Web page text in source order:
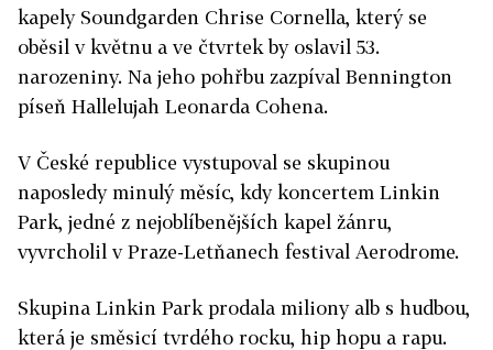
kapely Soundgarden Chrise Cornella, který se
oběsil v květnu a ve čtvrtek by oslavil 53.
narozeniny. Na jeho pohřbu zazpíval Bennington
píseň Hallelujah Leonarda Cohena.
V České republice vystupoval se skupinou
naposledy minulý měsíc, kdy koncertem Linkin
Park, jedné z nejoblíbenějších kapel žánru,
vyvrcholil v Praze-Letňanech festival Aerodrome.
Skupina Linkin Park prodala miliony alb s hudbou,
která je směsicí tvrdého rocku, hip hopu a rapu.